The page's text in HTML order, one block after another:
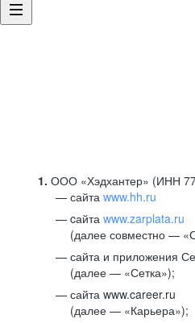
1. ООО «Хэдхантер» (ИНН
сайта www.hh.ru
cайта www.zarplata.ru
(далее совместно —
сайта и приложения
(далее — «Сетка»);
сайта www.career.ru
(далее — «Карьера»);